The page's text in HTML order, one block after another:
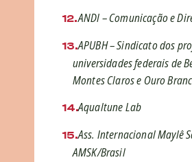
ANDI – Comunicação e
APUBH – Sindicato dos
universidades federais de
Montes Claros e Ouro
Aqualtune Lab
Ass. Internacional Maylê
AMSK/Brasil